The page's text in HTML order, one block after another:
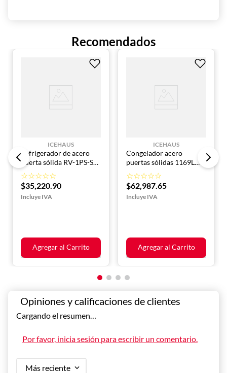
Conector: NEMA 5-15P
Refrigerante: R290 ecológico
Recomendados
ICEHAUS
Refrigerador de acero
puerta sólida RV-1PS-SS-
01 ICEHAUS
☆☆☆☆☆
$35,220.90
Agregar al Carrito
ICEHAUS
Congelador acero
puertas sólidas 1169L
CV-2PS-SS-01 ICEHAUS
☆☆☆☆☆
$62,987.65
Agregar al Carrito
Cargando el resumen…
Por favor, inicia sesión para escribir un comentario.
Más reciente